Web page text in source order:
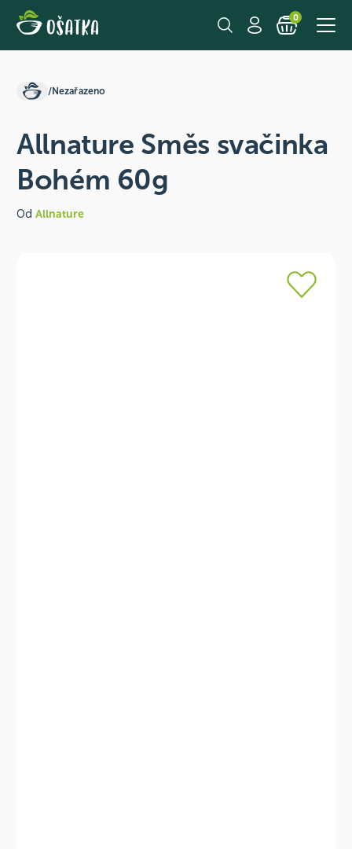
0
/Nezařazeno
Allnature Směs svačinka
Bohém 60g
Od Allnature